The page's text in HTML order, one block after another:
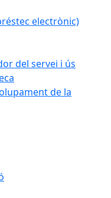
electrònic)
del servei i ús
de la